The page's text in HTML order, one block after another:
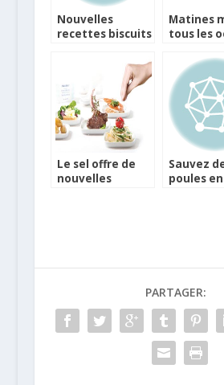
Nouvelles
recettes biscuits
Matines
tous les
son
Le sel offre de
nouvelles
Sauvez
poules en
PARTAGER: